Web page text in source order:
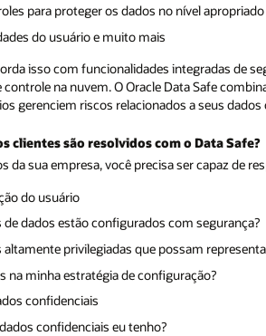
para proteger os dados no nível apropriado
do usuário e muito mais
isso com funcionalidades integradas de
na nuvem. O Oracle Data Safe
gerenciem riscos relacionados a seus
clientes são resolvidos com o Data Safe?
da sua empresa, você precisa ser capaz de
do usuário
de dados estão configurados com segurança?
altamente privilegiadas que possam
na minha estratégia de configuração?
confidenciais
confidenciais eu tenho?